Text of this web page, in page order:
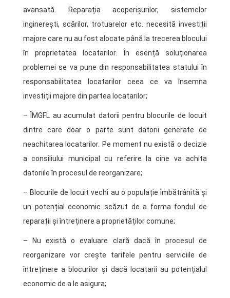
avansată. Reparația acoperișurilor, sistemelor
inginerești, scărilor, trotuarelor etc. necesită investiții
majore care nu au fost alocate până la trecerea blocului
în proprietatea locatarilor. În esență soluționarea
problemei se va pune din responsabilitatea statului în
responsabilitatea locatarilor ceea ce va însemna
investiții majore din partea locatarilor;
– ÎMGFL au acumulat datorii pentru blocurile de locuit
dintre care doar o parte sunt datorii generate de
neachitarea locatarilor. Pe moment nu există o decizie
a consiliului municipal cu referire la cine va achita
datoriile în procesul de reorganizare;
– Blocurile de locuit vechi au o populație îmbătrânită și
un potențial economic scăzut de a forma fondul de
reparații și întreținere a proprietăților comune;
– Nu există o evaluare clară dacă în procesul de
reorganizare vor crește tarifele pentru serviciile de
întreținere a blocurilor și dacă locatarii au potențialul
economic de a le asigura;